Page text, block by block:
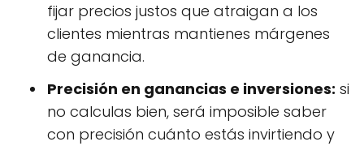
fijar precios justos que atraigan a los
clientes mientras mantienes márgenes
de ganancia.
Precisión en ganancias e inversiones: si
no calculas bien, será imposible saber
con precisión cuánto estás invirtiendo y